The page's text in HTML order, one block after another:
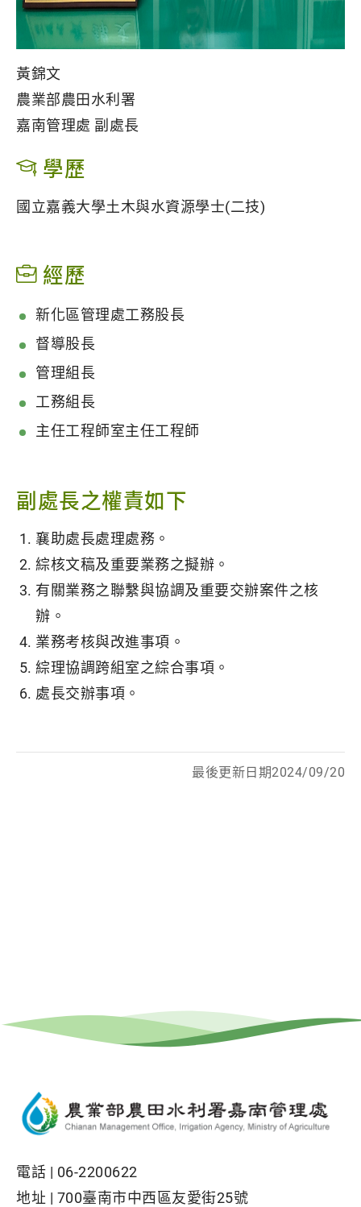
黃錦文
農業部農田水利署
嘉南管理處 副處長
學歷
國立嘉義大學土木與水資源學士(二技)
經歷
新化區管理處工務股長
督導股長
管理組長
工務組長
主任工程師室主任工程師
副處長之權責如下
襄助處長處理處務。
綜核文稿及重要業務之擬辦。
有關業務之聯繫與協調及重要交辦案件之核
辦。
業務考核與改進事項。
綜理協調跨組室之綜合事項。
處長交辦事項。
最後更新日期2024/09/20
電話 | 06-2200622
地址 | 700臺南市中西區友愛街25號